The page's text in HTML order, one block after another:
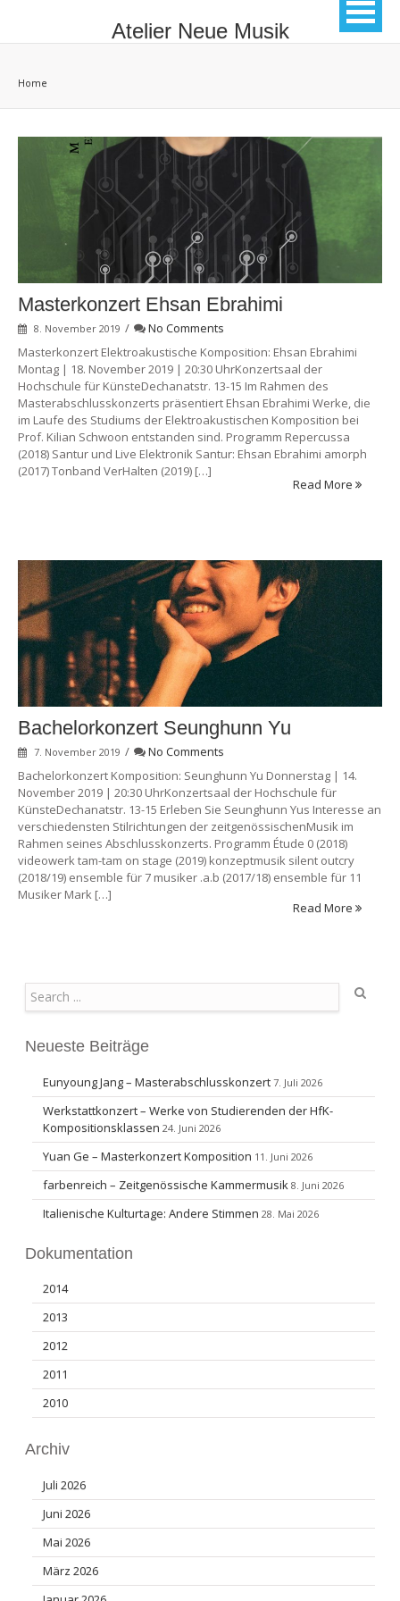
Atelier Neue Musik
Home
Masterkonzert Ehsan Ebrahimi
8. November 2019 /
No Comments
Masterkonzert Elektroakustische Komposition: Ehsan Ebrahimi
Montag | 18. November 2019 | 20:30 UhrKonzertsaal der
Hochschule für KünsteDechanatstr. 13-15 Im Rahmen des
Masterabschlusskonzerts präsentiert Ehsan Ebrahimi Werke, die
im Laufe des Studiums der Elektroakustischen Komposition bei
Prof. Kilian Schwoon entstanden sind. Programm Repercussa
(2018) Santur und Live Elektronik Santur: Ehsan Ebrahimi amorph
(2017) Tonband VerHalten (2019) […]
Read More
Bachelorkonzert Seunghunn Yu
7. November 2019 /
No Comments
Bachelorkonzert Komposition: Seunghunn Yu Donnerstag | 14.
November 2019 | 20:30 UhrKonzertsaal der Hochschule für
KünsteDechanatstr. 13-15 Erleben Sie Seunghunn Yus Interesse an
verschiedensten Stilrichtungen der zeitgenössischenMusik im
Rahmen seines Abschlusskonzerts. Programm Étude 0 (2018)
videowerk tam-tam on stage (2019) konzeptmusik silent outcry
(2018/19) ensemble für 7 musiker .a.b (2017/18) ensemble für 11
Musiker Mark […]
Read More
Neueste Beiträge
Eunyoung Jang – Masterabschlusskonzert 7. Juli 2026
Werkstattkonzert – Werke von Studierenden der HfK-
Kompositionsklassen 24. Juni 2026
Yuan Ge – Masterkonzert Komposition 11. Juni 2026
farbenreich – Zeitgenössische Kammermusik 8. Juni 2026
Italienische Kulturtage: Andere Stimmen 28. Mai 2026
Dokumentation
2014
2013
2012
2011
2010
Archiv
Juli 2026
Juni 2026
Mai 2026
März 2026